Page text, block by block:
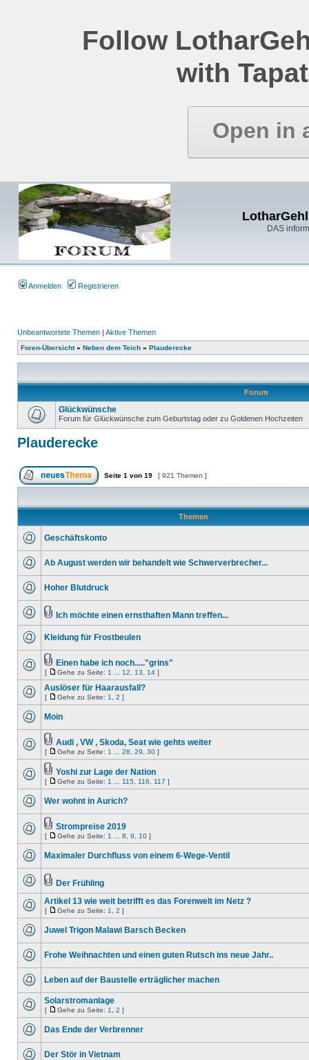
Follow
with
Open in
DAS
Anmelden Registrieren
Unbeantwortete Themen | Aktive Themen
Foren-Übersicht» Neben dem Teich » Plauderecke
Forum
Glückwünsche
Forum für Glückwünsche zum Geburtstag oder zu Goldenen Hochzeiten
Plauderecke
Seite 1 von 19 [ 921 Themen ]
Themen
Geschäftskonto
Ab August werden wir behandelt wie Schwerverbrecher...
Hoher Blutdruck
Ich möchte einen ernsthaften Mann treffen...
Kleidung für Frostbeulen
Einen habe ich noch....."grins"
[ Gehe zu Seite: 1 12 13 14 ]
Auslöser für Haarausfall?
[ Gehe zu Seite: 1 2 ]
Moin
Audi , VW , Skoda, Seat wie gehts weiter
[ Gehe zu Seite: 1 28 29 30 ]
Yoshi zur Lage der Nation
[ Gehe zu Seite: 1 115 116 117 ]
Wer wohnt in Aurich?
Strompreise 2019
[ Gehe zu Seite: 1 8 9 10 ]
Maximaler Durchfluss von einem 6-Wege-Ventil
Der Frühling
Artikel 13 wie weit betrifft es das Forenwelt im Netz ?
[ Gehe zu Seite: 1 2 ]
Juwel Trigon Malawi Barsch Becken
Frohe Weihnachten und einen guten Rutsch ins neue Jahr..
Leben auf der Baustelle erträglicher machen
Solarstromanlage
[ Gehe zu Seite: 1 2 ]
Das Ende der Verbrenner
Der Stör in Vietnam